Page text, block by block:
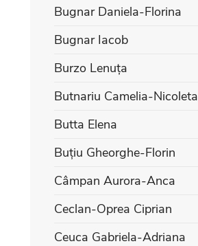
Bugnar Daniela-Florina
Bugnar Iacob
Burzo Lenuța
Butnariu Camelia-Nicoleta
Butta Elena
Buțiu Gheorghe-Florin
Câmpan Aurora-Anca
Ceclan-Oprea Ciprian
Ceuca Gabriela-Adriana